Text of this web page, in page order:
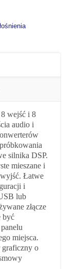
wejść i 8
audio i
silnika DSP.
mieszane i
Łatwe
i
lub
złącze
być
miejsca.
graficzny o